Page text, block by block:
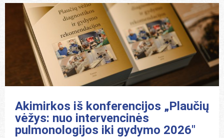
pulmonologams, gydytojams vaikų
pulmonologams, gydytojams alergologams ir
klinikiniams imunologams, gydytojams vaikų
alergologams, vaikų intensyvios terapijos
gydytojams, bendrosios praktikos slaugytojams,
medicinos […]
Akimirkos iš konferencijos „Plaučių
vėžys: nuo intervencinės
pulmonologijos iki gydymo 2026″